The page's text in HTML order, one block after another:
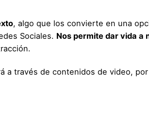
, algo que los convierte en una
Sociales. Nos permite dar vida a
a través de contenidos de video,